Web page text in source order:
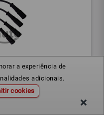
a experiência de
adicionais.
cookies